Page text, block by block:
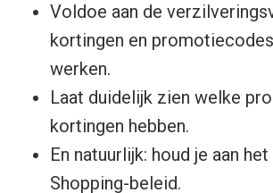
Voldoe aan de
kortingen en
werken.
Laat duidelijk zien welke
kortingen hebben.
En natuurlijk: houd je aan
Shopping-beleid.